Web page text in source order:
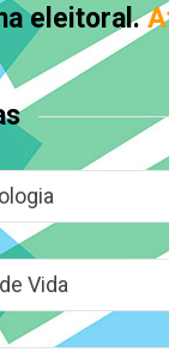
eleitoral.
Vida